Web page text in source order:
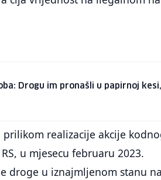
Drogu im pronašli u papirnoj
realizacije akcije
u mjesecu februaru 2023.
droge u iznajmljenom stanu na